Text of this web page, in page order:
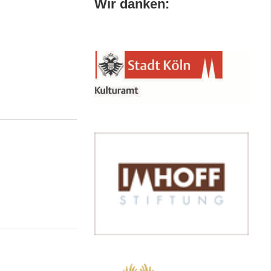
Wir danken: